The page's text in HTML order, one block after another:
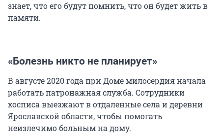
знает, что его будут помнить, что он будет жить в
памяти.
«Болезнь никто не планирует»
В августе 2020 года при Доме милосердия начала
работать патронажная служба. Сотрудники
хосписа выезжают в отдаленные села и деревни
Ярославской области, чтобы помогать
неизлечимо больным на дому.